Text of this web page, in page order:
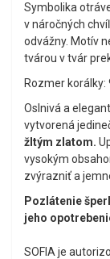
Symbolika
v náročných
odvážny. Motív
tvárou v tvár
Rozmer korálky:
Oslnivá a
vytvorená
žltým zlatom.
vysokým
zvýrazniť a
Pozlátenie
jeho
SOFIA je